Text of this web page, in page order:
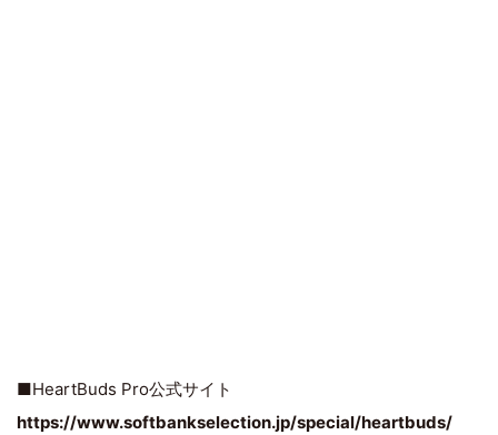
■HeartBuds Pro公式サイト
https://www.softbankselection.jp/special/heartbuds/